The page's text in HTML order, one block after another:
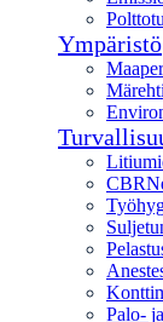
Ympäristö
Palo-